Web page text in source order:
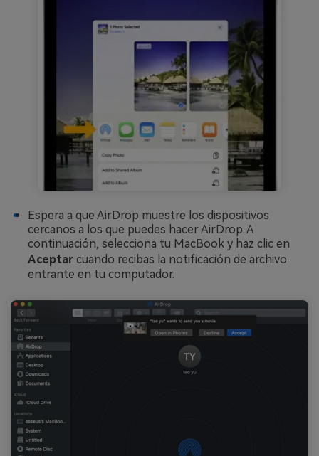
Espera a que AirDrop muestre los dispositivos
cercanos a los que puedes hacer AirDrop. A
continuación, selecciona tu MacBook y haz clic en
Aceptar cuando recibas la notificación de archivo
entrante en tu computador.